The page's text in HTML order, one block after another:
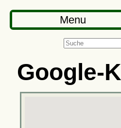
Menu
Google-